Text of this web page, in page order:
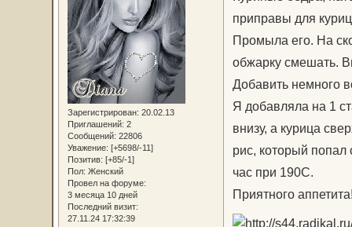
Зарегистрирован: 20.02.13
Приглашений: 2
Сообщений: 22806
Уважение: [+5698/-11]
Позитив: [+85/-1]
Пол: Женский
Провел на форуме:
3 месяца 10 дней
Последний визит:
27.11.24 17:32:39
приправы для
Промыла его. На
обжарку смешать.
Добавить немного
Я добавляла на 1
внизу, а курица
рис, который попал
час при 190С.
Приятного